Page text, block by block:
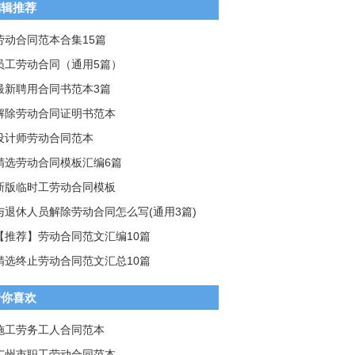
推荐
动合同范本合集15篇
工劳动合同（通用5篇）
新聘用合同书范本3篇
除劳动合同证明书范本
计师劳动合同范本
选劳动合同模板汇编6篇
版临时工劳动合同模板
退休人员解除劳动合同怎么写(通用3篇)
推荐】劳动合同范文汇编10篇
选终止劳动合同范文汇总10篇
喜欢
工劳务工人合同范本